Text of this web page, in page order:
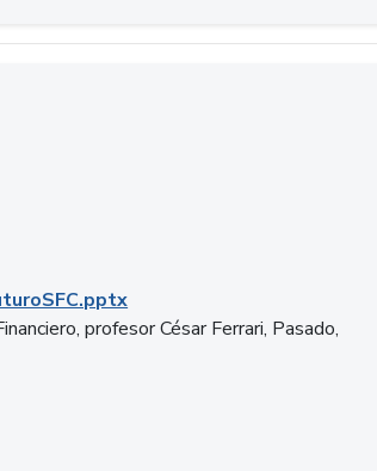
profesor César Ferrari, Pasado,